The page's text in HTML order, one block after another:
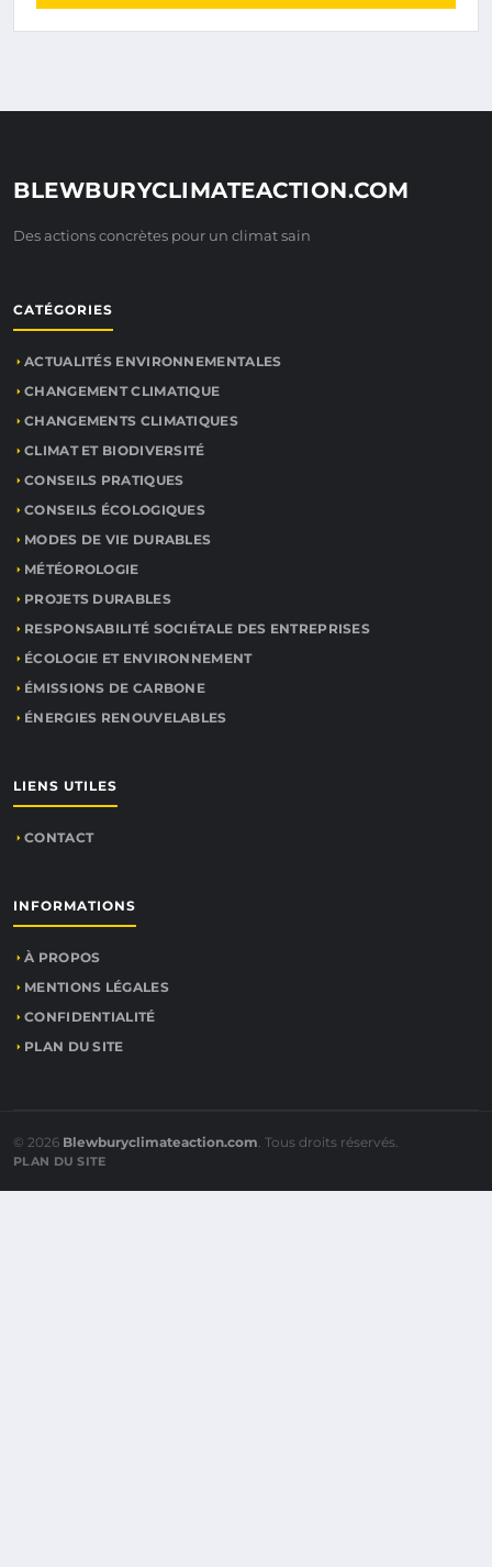
BLEWBURYCLIMATEACTION.COM
Des actions concrètes pour un climat sain
CATÉGORIES
ACTUALITÉS ENVIRONNEMENTALES
CHANGEMENT CLIMATIQUE
CHANGEMENTS CLIMATIQUES
CLIMAT ET BIODIVERSITÉ
CONSEILS PRATIQUES
CONSEILS ÉCOLOGIQUES
MODES DE VIE DURABLES
MÉTÉOROLOGIE
PROJETS DURABLES
RESPONSABILITÉ SOCIÉTALE DES ENTREPRISES
ÉCOLOGIE ET ENVIRONNEMENT
ÉMISSIONS DE CARBONE
ÉNERGIES RENOUVELABLES
LIENS UTILES
CONTACT
INFORMATIONS
À PROPOS
MENTIONS LÉGALES
CONFIDENTIALITÉ
PLAN DU SITE
© 2026 Blewburyclimateaction.com. Tous droits réservés.
PLAN DU SITE